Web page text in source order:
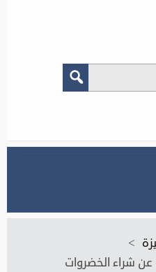
>
شراء الخضروات